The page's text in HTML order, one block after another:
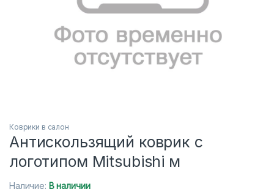
Коврики в салон
Антискользящий коврик с
логотипом Mitsubishi м
Наличие: В наличии